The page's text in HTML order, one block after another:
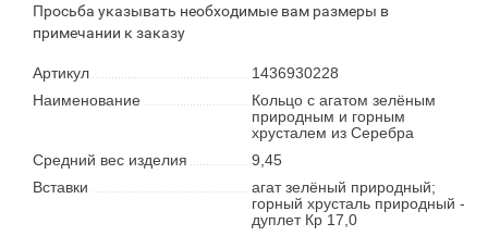
Просьба указывать необходимые вам размеры в
примечании к заказу
Артикул
1436930228
Наименование
Кольцо с агатом зелёным
природным и горным
хрусталем из Серебра
Средний вес изделия
9,45
Вставки
агат зелёный природный;
горный хрусталь природный -
дуплет Кр 17,0